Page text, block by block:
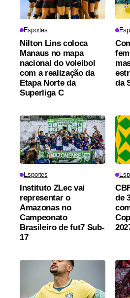
Esportes
Nilton Lins coloca
Manaus no mapa
nacional do voleibol
com a realização da
Etapa Norte da
Superliga C
da
Esportes
Instituto ZLec vai
representar o
Amazonas no
Campeonato
Brasileiro de fut7 Sub-
17
de